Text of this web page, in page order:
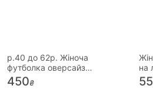
р.40 до 62р. Жіноча
футболка оверсайз
турецький кулір піньє
450₴
на